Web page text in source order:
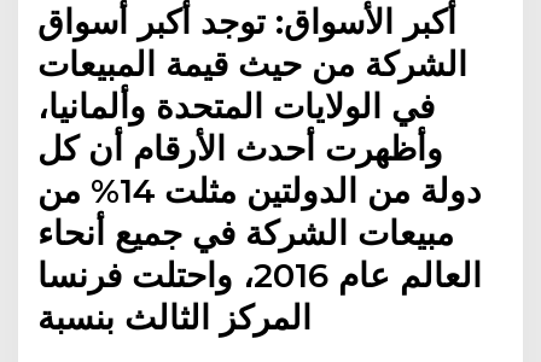
أكبر الأسواق: توجد أكبر أسواق
الشركة من حيث قيمة المبيعات
في الولايات المتحدة وألمانيا،
وأظهرت أحدث الأرقام أن كل
دولة من الدولتين مثلت 14% من
مبيعات الشركة في جميع أنحاء
العالم عام 2016، واحتلت فرنسا
المركز الثالث بنسبة